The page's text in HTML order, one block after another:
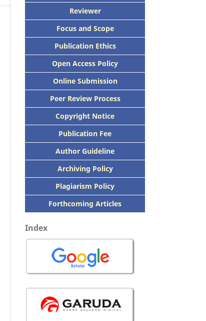
Reviewer
Focus and Scope
Publication Ethics
Open Access Policy
Online Submission
Peer Review Process
Copyright Notice
Publication Fee
Author Guideline
Archiving Policy
Plagiarism Policy
Forthcoming Articles
Index